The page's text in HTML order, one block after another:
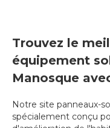
Trouvez le
équipement
Manosque
Notre site panneaux-
spécialement conçu